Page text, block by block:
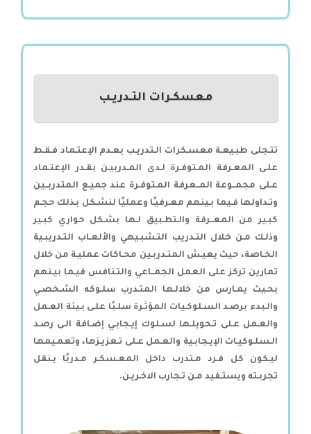
معسكـرات التـدريـب
تتـجلى طبـيعـة معسـكرات الـتدريـب بعـدم الإعتـماد فـقـط
علـى المعـرفة المـتوفـرة لـدى المـدربيـن بقـدر الإعتـماد
عـلى مجمــوعة المــعرفة المـتوفـرة عند جميـع المتدربــين
وتـداولها فـيما بـينهم معـرفيـًا وعمليًا لنشـكل بـذلك حجـم
كبـير من المعــرفة والـتطـبيق لـها بشـكل حواري كبـير
وذلـك مـن خـلال التـدريب التـشبـيهي والألعـاب التـدريبـية
الخـاصة، حيث يعيـش المتـدربـين محـاكات عمليـة من خلال
تمارين تركز على العمل الجمــاعي والتـنافس فيـما بيـنهم
بحـيث يمـارس من خلالـها المتـدرب سلـوكه الشـخصـي
والـبدء برصـد السـلوكـيات المؤثـرة سلـبًا علـى بـيئة العـمل
والعـمل عـلى تـحويلـها لسـلوك إيـجابـي إضـافة الـى رصـد
الـسلـوكيـات الإيـجابـية والعـمل عـلى تـعزيـزها، وتعمـيمها
ليـكون كل فـرد مـتدرب داخل المعـسكـر مـدربًا يـنقل
تجربـته ويستـفيد مـن تـجارب الاخـريـن.